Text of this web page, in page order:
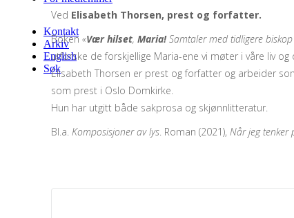
Kontakt
Arkiv
English
Søk
Ved Elisabeth Thorsen, prest og forfatter.
Boken «Vær hilset, Maria!Samtaler med tidligere
utforske de forskjellige Maria-ene vi møter i våre liv og
Elisabeth Thorsen er prest og forfatter og arbeider
som prest i Oslo Domkirke.
Hun har utgitt både sakprosa og skjønnlitteratur.
Bl.a. Komposisjoner av lys. Roman (2021), Når jeg tenker